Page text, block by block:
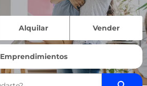
Alquilar Vender
Emprendimientos